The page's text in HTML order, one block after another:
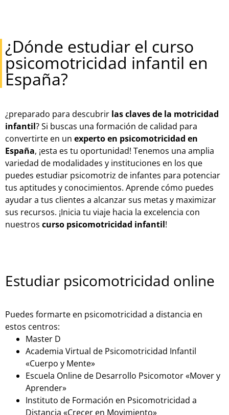
¿Dónde estudiar el curso
psicomotricidad infantil en
España?
¿preparado para descubrir las claves de la motricidad
infantil? Si buscas una formación de calidad para
convertirte en un experto en psicomotricidad en
España, ¡esta es tu oportunidad! Tenemos una amplia
variedad de modalidades y instituciones en los que
puedes estudiar psicomotriz de infantes para potenciar
tus aptitudes y conocimientos. Aprende cómo puedes
ayudar a tus clientes a alcanzar sus metas y maximizar
sus recursos. ¡Inicia tu viaje hacia la excelencia con
nuestros curso psicomotricidad infantil!
Estudiar psicomotricidad online
Puedes formarte en psicomotricidad a distancia en
estos centros:
Master D
Academia Virtual de Psicomotricidad Infantil
«Cuerpo y Mente»
Escuela Online de Desarrollo Psicomotor «Mover y
Aprender»
Instituto de Formación en Psicomotricidad a
Distancia «Crecer en Movimiento»